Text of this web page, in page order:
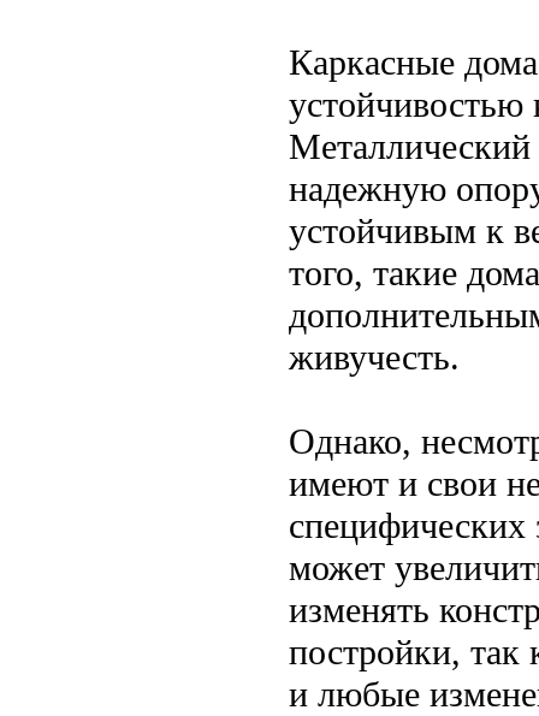
Каркасные
Металлический
надежную
устойчивым к
того, такие
живучесть.
Однако,
имеют и свои
специфических
может
изменять
постройки, так
и любые